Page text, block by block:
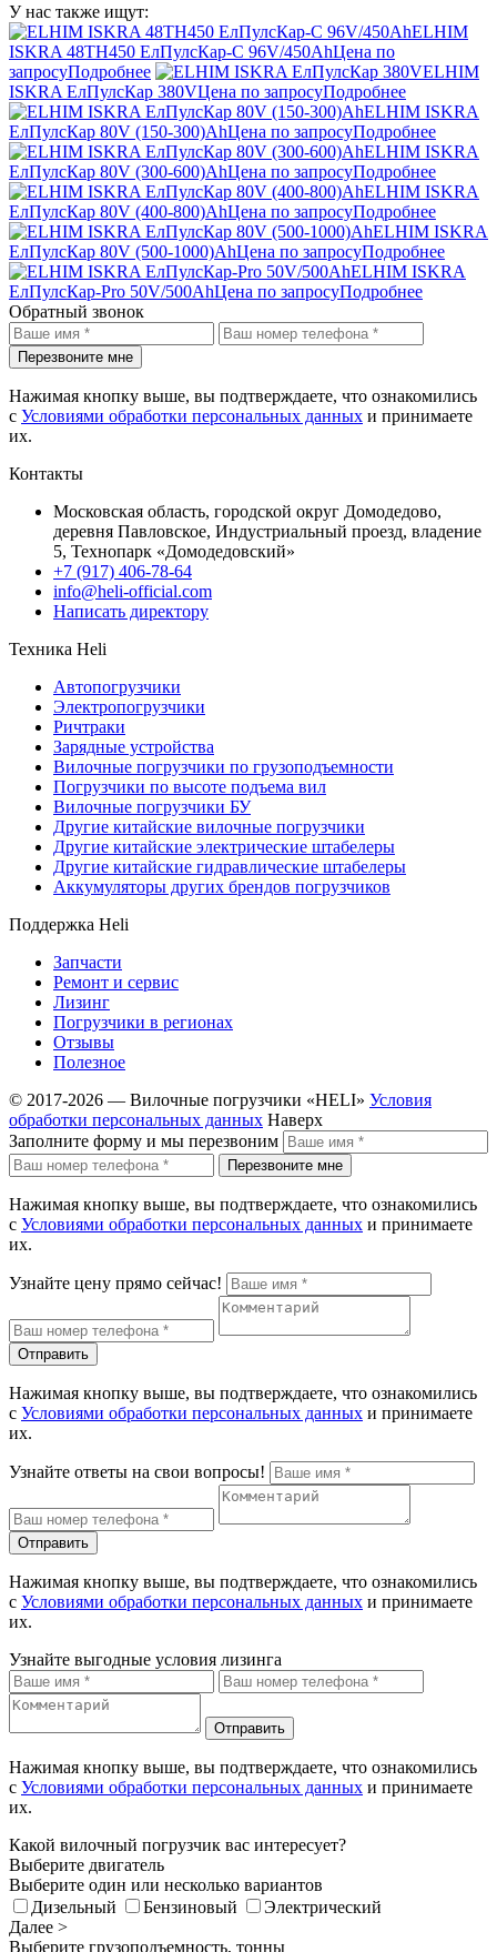
У нас также ищут:
ELHIM
ISKRA 48TН450 ЕлПулсКар-C 96V/450AhЦена по
запросуПодробнее
ELHIM
ISKRA ЕлПулсКар 380VЦена по запросуПодробнее
ELHIM ISKRA
ЕлПулсКар 80V (150-300)AhЦена по запросуПодробнее
ELHIM ISKRA
ЕлПулсКар 80V (300-600)AhЦена по запросуПодробнее
ELHIM ISKRA
ЕлПулсКар 80V (400-800)AhЦена по запросуПодробнее
ELHIM ISKRA
ЕлПулсКар 80V (500-1000)AhЦена по запросуПодробнее
ELHIM ISKRA
ЕлПулсКар-Pro 50V/500AhЦена по запросуПодробнее
Обратный звонок
Перезвоните мне
Нажимая кнопку выше, вы подтверждаете, что ознакомились
с Условиями обработки персональных данных и принимаете
их.
Контакты
Московская область, городской округ Домодедово,
деревня Павловское, Индустриальный проезд, владение
5, Технопарк «Домодедовский»
+7 (917) 406-78-64
info@heli-official.com
Написать директору
Техника Heli
Автопогрузчики
Электропогрузчики
Ричтраки
Зарядные устройства
Вилочные погрузчики по грузоподъемности
Погрузчики по высоте подъема вил
Вилочные погрузчики БУ
Другие китайские вилочные погрузчики
Другие китайские электрические штабелеры
Другие китайские гидравлические штабелеры
Аккумуляторы других брендов погрузчиков
Поддержка Heli
Запчасти
Ремонт и сервис
Лизинг
Погрузчики в регионах
Отзывы
Полезное
© 2017-2026 — Вилочные погрузчики «HELI» Условия
обработки персональных данных Наверх
Заполните форму и мы перезвоним
Перезвоните мне
Нажимая кнопку выше, вы подтверждаете, что ознакомились
с Условиями обработки персональных данных и принимаете
их.
Узнайте цену прямо сейчас!
Отправить
Нажимая кнопку выше, вы подтверждаете, что ознакомились
с Условиями обработки персональных данных и принимаете
их.
Узнайте ответы на свои вопросы!
Отправить
Нажимая кнопку выше, вы подтверждаете, что ознакомились
с Условиями обработки персональных данных и принимаете
их.
Узнайте выгодные условия лизинга
Отправить
Нажимая кнопку выше, вы подтверждаете, что ознакомились
с Условиями обработки персональных данных и принимаете
их.
Какой вилочный погрузчик вас интересует?
Выберите двигатель
Выберите один или несколько вариантов
Дизельный
Бензиновый
Электрический
Далее >
Выберите грузоподъемность, тонны